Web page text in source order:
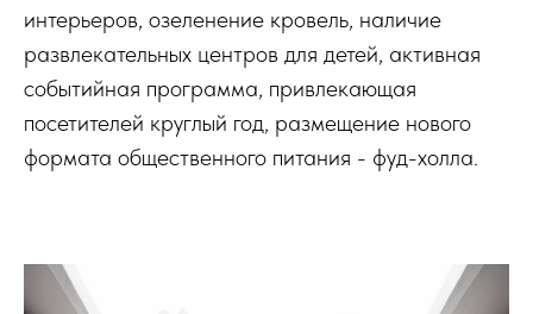
интерьеров, озеленение кровель, наличие
развлекательных центров для детей, активная
событийная программа, привлекающая
посетителей круглый год, размещение нового
формата общественного питания - фуд-холла.